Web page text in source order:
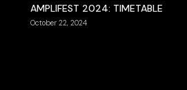
AMPLIFEST 2024: TIMETABLE
October 22, 2024